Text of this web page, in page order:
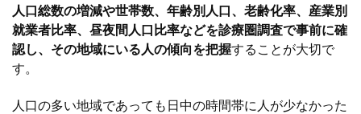
人口総数の増減や世帯数、年齢別人口、老齢化率、産業別
就業者比率、昼夜間人口比率などを診療圏調査で事前に確
認し、その地域にいる人の傾向を把握することが大切で
す。
人口の多い地域であっても日中の時間帯に人が少なかった